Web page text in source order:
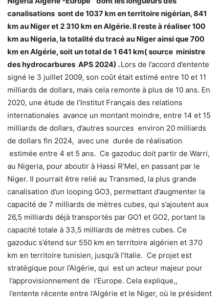
canalisations sont de 1037 km en territoire nigérian, 841
km au Niger et 2 310 km en Algérie. Il reste à réaliser 100
km au Nigeria, la totalité du tracé au Niger ainsi que 700
km en Algérie, soit un total de 1 641 km( source ministre
des hydrocarbures APS 2024) .Lors de l’accord d’entente
signé le 3 juillet 2009, son coût était estimé entre 10 et 11
milliards de dollars, mais cela remonte à plus de 10 ans. En
2020, une étude de l’Institut Français des relations
internationales avance un montant moindre, entre 14 et 15
milliards de dollars, d’autres sources environ 20 milliards
de dollars fin 2024, avec une durée de réalisation
estimée entre 4 et 5 ans. Ce gazoduc doit partir de Warri,
au Nigeria, pour aboutir à Hassi R’Mel, en passant par le
Niger. Il pourrait être relié au Transmed, la plus grande
canalisation d’un looping GO3, permettant d’augmenter la
capacité de 7 milliards de mètres cubes, qui s’ajoutent aux
26,5 milliards déjà transportés par GO1 et GO2, portant la
capacité totale à 33,5 milliards de mètres cubes. Ce
gazoduc s’étend sur 550 km en territoire algérien et 370
km en territoire tunisien, jusqu’à l’Italie. Ce projet est
stratégique pour l’Algérie, qui est un acteur majeur pour
l’approvisionnement de l’Europe. Cela explique,,
l’entente récente entre l’Algérie et le Niger, où le président